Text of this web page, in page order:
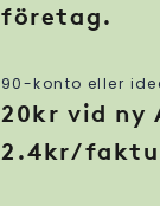
företag.
90-konto eller
20kr vid ny
2.4kr/